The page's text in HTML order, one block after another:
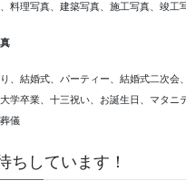
料理写真、建築写真、施工写真、竣工
、結婚式、パーティー、結婚式二次会
学卒業、十三祝い、お誕生日、マタニ
儀
ちしています！